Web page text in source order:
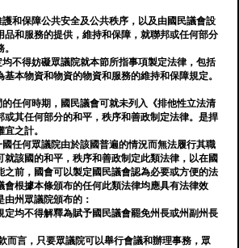
護和保障公共安全及公共秩序，以及由國民議會設
品和服務的提供，維持和保障，就聯邦或任何部分
不得妨礙眾議院就本節所指事項製定法律，包括
本物資和物資的物資和服務的維持和保障規定。
任何時期，國民議會可就未列入《排他性立法清
或其任何部分的和平，秩序和善政制定法律。是捍
之計。
任何眾議院由於該國普遍的情況而無法履行其職
就該國的和平，秩序和善政制定此類法律，以在國
之前，國會可以製定國民議會認為必要或方便的法
會根據本條頒布的任何此類法律均應具有法律效
由州眾議院頒布的：
定均不得解釋為賦予國民議會罷免州長或州副州長
而言，只要眾議院可以舉行會議和辦理事務，眾